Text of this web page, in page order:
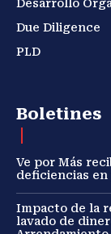
Desarrollo
Due Diligence
PLD
Boletines
Ve por Más
deficiencias
Impacto de la
lavado de